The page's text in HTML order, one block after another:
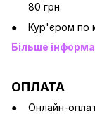
80 грн.
Кур'єром по
Більше
ОПЛАТА
Онлайн-